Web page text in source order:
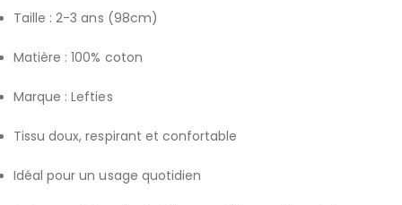
Taille : 2-3 ans (98cm)
Matière : 100% coton
Marque : Lefties
Tissu doux, respirant et confortable
Idéal pour un usage quotidien